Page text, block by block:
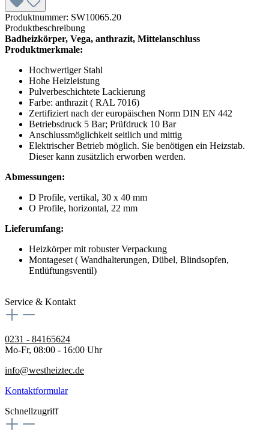
Produktnummer: SW10065.20
Produktbeschreibung
Badheizkörper, Vega, anthrazit, Mittelanschluss
Produktmerkmale:
Hochwertiger Stahl
Hohe Heizleistung
Pulverbeschichtete Lackierung
Farbe: anthrazit ( RAL 7016)
Zertifiziert nach der europäischen Norm DIN EN 442
Betriebsdruck 5 Bar; Prüfdruck 10 Bar
Anschlussmöglichkeit seitlich und mittig
Elektrischer Betrieb möglich. Sie benötigen ein Heizstab.
Dieser kann zusätzlich erworben werden.
Abmessungen:
D Profile, vertikal, 30 x 40 mm
O Profile, horizontal, 22 mm
Lieferumfang:
Heizkörper mit robuster Verpackung
Montageset ( Wandhalterungen, Dübel, Blindsopfen,
Entlüftungsventil)
Service & Kontakt
0231 - 84165624
Mo-Fr, 08:00 - 16:00 Uhr
info@westheiztec.de
Kontaktformular
Schnellzugriff